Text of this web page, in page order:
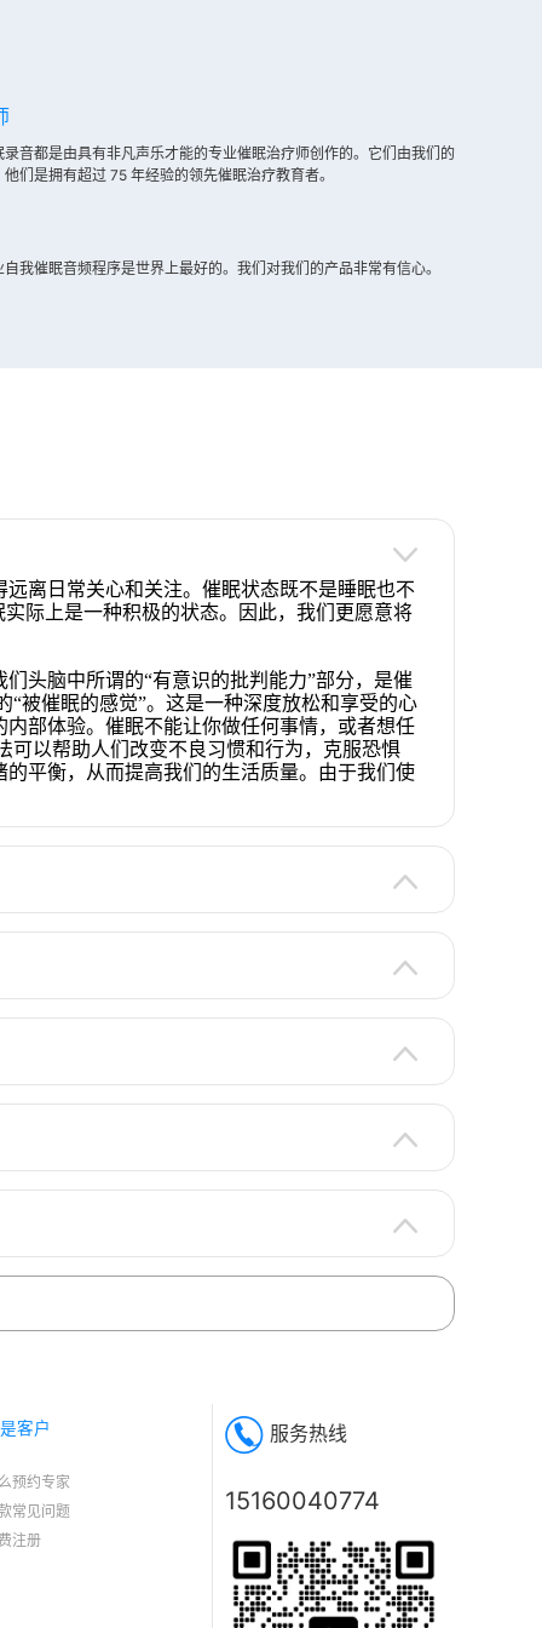
音都是由具有非凡声乐才能的专业催眠治疗师创作的。它们由我们的
们是拥有超过 75 年经验的领先催眠治疗教育者。
我催眠音频程序是世界上最好的。我们对我们的产品非常有信心。
离日常关心和关注。催眠状态既不是睡眠也不
际上是一种积极的状态。因此，我们更愿意将
头脑中所谓的“有意识的批判能力”部分，是催
被催眠的感觉”。这是一种深度放松和享受的心
部体验。催眠不能让你做任何事情，或者想任
可以帮助人们改变不良习惯和行为，克服恐惧
平衡，从而提高我们的生活质量。由于我们使
客户
预约专家
常见问题
注册
服务热线
15160040774